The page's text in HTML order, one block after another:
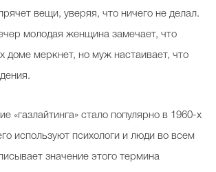
вещи, уверяя, что ничего не делал.
молодая женщина замечает, что
доме меркнет, но муж настаивает, что
«газлайтинга» стало популярно в 1960-х
используют психологи и люди во всем
значение этого термина